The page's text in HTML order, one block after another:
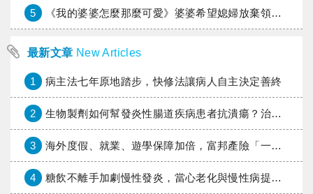
5 《我的婆婆怎麼那麼可愛》婆婆希望媳婦放棄領取已故兒子身故理賠金，可以這樣做嗎？
最新文章 New Articles
1 病主法七年原地踏步，快修法讓病人自主決定善終
2 生物製劑如何幫發炎性腸道疾病患者抗潰瘍？治療進展與健保給付困境一次看
3 海外度假、就業、遊學保障加倍，富邦產險「一期逐夢」專案加碼遠距醫療與緊急救援
4 糖飲不離手加劇慢性發炎，當心老化與慢性病提早報到